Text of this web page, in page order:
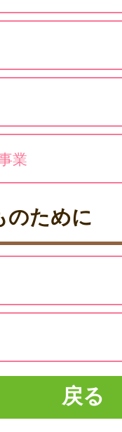
業
のために
戻る